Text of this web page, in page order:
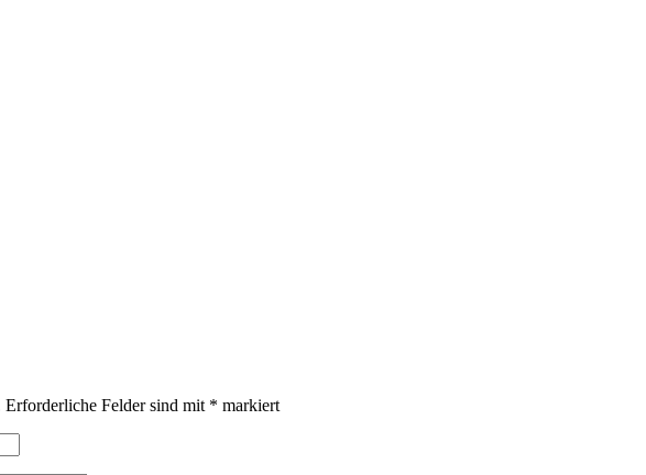
Erforderliche Felder sind mit * markiert